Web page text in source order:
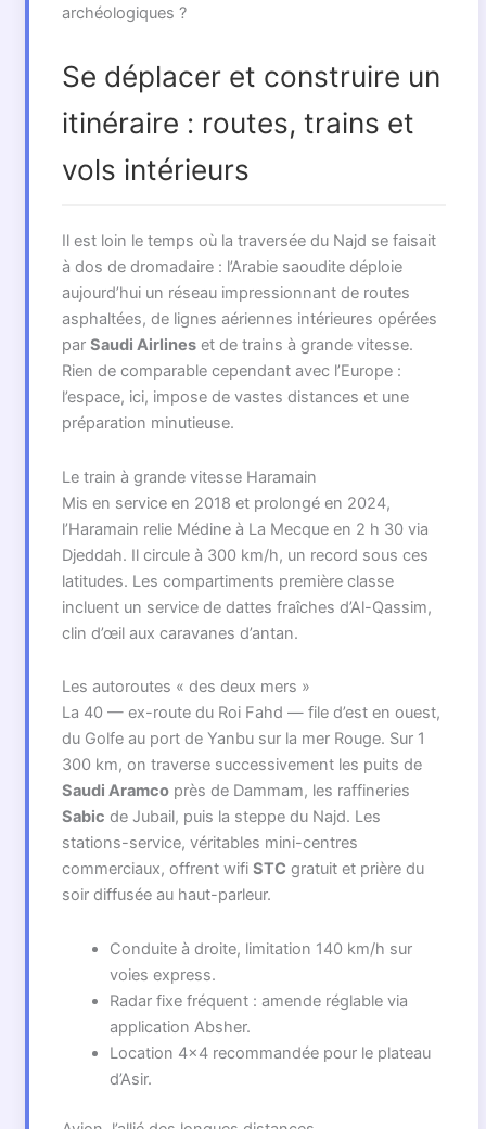
archéologiques ?
Se déplacer et construire un
itinéraire : routes, trains et
vols intérieurs
Il est loin le temps où la traversée du Najd se faisait
à dos de dromadaire : l’Arabie saoudite déploie
aujourd’hui un réseau impressionnant de routes
asphaltées, de lignes aériennes intérieures opérées
par Saudi Airlineset de trains à grande vitesse.
Rien de comparable cependant avec l’Europe :
l’espace, ici, impose de vastes distances et une
préparation minutieuse.
Le train à grande vitesse Haramain
Mis en service en 2018 et prolongé en 2024,
l’Haramain relie Médine à La Mecque en 2 h 30 via
Djeddah. Il circule à 300 km/h, un record sous ces
latitudes. Les compartiments première classe
incluent un service de dattes fraîches d’Al-Qassim,
clin d’œil aux caravanes d’antan.
Les autoroutes « des deux mers »
La 40 — ex-route du Roi Fahd — file d’est en ouest,
du Golfe au port de Yanbu sur la mer Rouge. Sur 1
300 km, on traverse successivement les puits de
Saudi Aramcoprès de Dammam, les raffineries
Sabic de Jubail, puis la steppe du Najd. Les
stations-service, véritables mini-centres
commerciaux, offrent wifi STC gratuit et prière du
soir diffusée au haut-parleur.
Conduite à droite, limitation 140 km/h sur
voies express.
Radar fixe fréquent : amende réglable via
application Absher.
Location 4×4 recommandée pour le plateau
d’Asir.